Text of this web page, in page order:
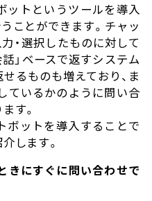
ットというツールを導入
ことができます。チャッ
・選択したものに対して
」ベースで返すシステム
るものも増えており、ま
ているかのように問い合
す。
ボットを導入することで
します。
にすぐに問い合わせで